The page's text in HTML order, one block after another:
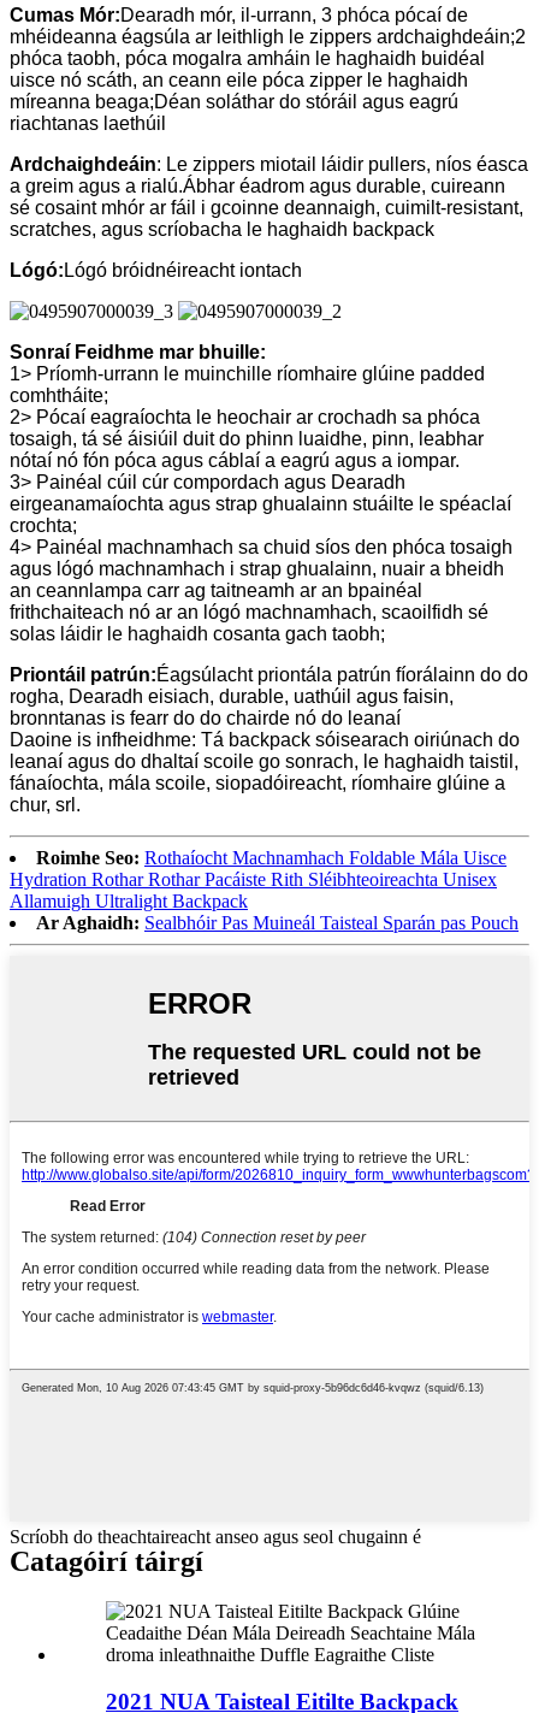
Cumas Mór:Dearadh mór, il-urrann, 3 phóca pócaí de
mhéideanna éagsúla ar leithligh le zippers ardchaighdeáin;2
phóca taobh, póca mogalra amháin le haghaidh buidéal
uisce nó scáth, an ceann eile póca zipper le haghaidh
míreanna beaga;Déan soláthar do stóráil agus eagrú
riachtanas laethúil
Ardchaighdeáin: Le zippers miotail láidir pullers, níos éasca
a greim agus a rialú.Ábhar éadrom agus durable, cuireann
sé cosaint mhór ar fáil i gcoinne deannaigh, cuimilt-resistant,
scratches, agus scríobacha le haghaidh backpack
Lógó: Lógó bróidnéireacht iontach
Sonraí Feidhme mar bhuille:
1> Príomh-urrann le muinchille ríomhaire glúine padded
comhtháite;
2> Pócaí eagraíochta le heochair ar crochadh sa phóca
tosaigh, tá sé áisiúil duit do phinn luaidhe, pinn, leabhar
nótaí nó fón póca agus cáblaí a eagrú agus a iompar.
3> Painéal cúil cúr compordach agus Dearadh
eirgeanamaíochta agus strap ghualainn stuáilte le spéaclaí
crochta;
4> Painéal machnamhach sa chuid síos den phóca tosaigh
agus lógó machnamhach i strap ghualainn, nuair a bheidh
an ceannlampa carr ag taitneamh ar an bpainéal
frithchaiteach nó ar an lógó machnamhach, scaoilfidh sé
solas láidir le haghaidh cosanta gach taobh;
Priontáil patrún:Éagsúlacht priontála patrún fíorálainn do do
rogha, Dearadh eisiach, durable, uathúil agus faisin,
bronntanas is fearr do do chairde nó do leanaí
Daoine is infheidhme: Tá backpack sóisearach oiriúnach do
leanaí agus do dhaltaí scoile go sonrach, le haghaidh taistil,
fánaíochta, mála scoile, siopadóireacht, ríomhaire glúine a
chur, srl.
Roimhe Seo: Rothaíocht Machnamhach Foldable Mála Uisce
Hydration Rothar Rothar Pacáiste Rith Sléibhteoireachta Unisex
Allamuigh Ultralight Backpack
Ar Aghaidh: Sealbhóir Pas Muineál Taisteal Sparán pas Pouch
Scríobh do theachtaireacht anseo agus seol chugainn é
Catagóirí táirgí
2021 NUA Taisteal Eitilte Backpack